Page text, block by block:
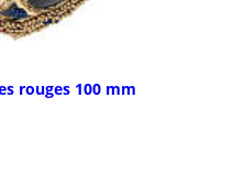
rouges 100 mm